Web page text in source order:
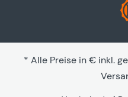
* Alle Preise in € inkl.